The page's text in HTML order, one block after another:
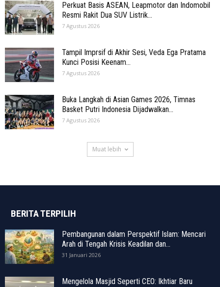
Perkuat Basis ASEAN, Leapmotor dan Indomobil
Resmi Rakit Dua SUV Listrik...
7 Agustus 2026
Tampil Imprsif di Akhir Sesi, Veda Ega Pratama
Kunci Posisi Keenam...
7 Agustus 2026
Buka Langkah di Asian Games 2026, Timnas
Basket Putri Indonesia Dijadwalkan...
7 Agustus 2026
Muat lebih
BERITA TERPILIH
Pembangunan dalam Perspektif Islam: Mencari
Arah di Tengah Krisis Keadilan dan...
31 Januari 2026
Mengelola Masjid Seperti CEO: Ikhtiar Baru